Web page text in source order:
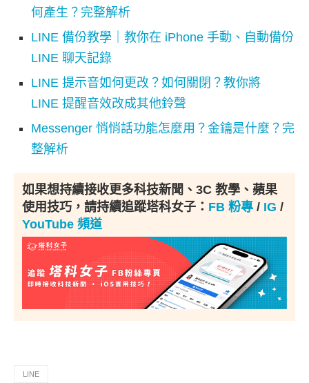
何產生？完整解析
LINE 備份教學｜教你在 iPhone 手動、自動備份
LINE 聊天記錄
LINE 提示音如何更改？如何關閉？教你將
LINE 提醒音效改成其他鈴聲
Messenger 悄悄話功能怎麼用？金鑰是什麼？完
整解析
如果想持續接收更多科技新聞、3C 教學、蘋果
使用技巧，請持續追蹤塔科女子： FB 粉專 / IG /
YouTube 頻道
LINE